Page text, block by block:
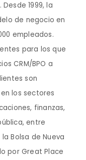
1999, la
de negocio en
empleados.
para los que
CRM/BPO a
son
los sectores
finanzas,
entre
Bolsa de Nueva
por Great Place